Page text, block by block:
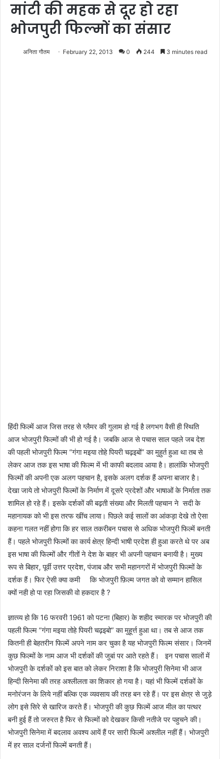
मांटी की महक से दूर हो रहा
भोजपुरी फिल्मों का संसार
अनिता गौतम February 22, 2013 0 244 3 minutes read
हिंदी फिल्‍में आज जिस तरह से ग्लैमर की गुलाम हो गई है लगभग वैसी ही स्थिति
आज भोजपुरी फिल्मों की भी हो गई है। जबकि आज से पचास साल पहले जब देश
की पहली भोजपुरी फिल्म “गंगा मइया तोहे पियरी चढ़इबों” का मुहुर्त हुआ था तब से
लेकर आज तक इस भाषा की फिल्म में भी काफी बदलाव आया है। हालांकि भोजपुरी
फिल्मों की अपनी एक अलग पहचान है, इसके अलग दर्शक हैं अपना बाजार है।
देखा जाये तो भोजपुरी फिल्मों के निर्माण में दूसरे प्रदेशों और भाषाओं के निर्माता तक
शामिल हो रहे हैं। इसके दर्शकों की बढ़ती संख्या और मिलती पहचान ने सदी के
महानायक को भी इस तरफ खींच लाया। पिछले कई सालों का आंकड़ा देखे तो ऐसा
कहना गलत नहीं होगा कि हर साल तकरीबन पचास से अधिक भोजपुरी फिल्में बनती
हैं। पहले भोजपुरी फिल्मों का कार्य क्षेत्र हिन्दी भाषी प्रदेश ही हुआ करते थे पर अब
इस भाषा की फिल्मों और गीतों ने देश के बाहर भी अपनी पहचान बनायी है। मुख्य
रूप से बिहार, पूर्वी उत्तर प्रदेश, पंजाब और सभी महानगरों में भोजपुरी फिल्मों के
दर्शक हैं। फिर ऐसी क्या कमी कि भोजपुरी फ़िल्म जगत को वो सम्मान हासिल
क्यों नही हो पा रहा जिसकी वो हकदार है ?
ज्ञात्व्य हो कि 16 फरवरी 1961 को पटना (बिहार) के शहीद स्मारक पर भोजपुरी की
पहली फिल्म “गंगा मइया तोहे पियरी चढ़इबो” का मुहू‌र्त्त हुआ था। तब से आज तक
कितनी ही बेहतरीन फिल्में अपने नाम कर चुका है यह भोजपुरी फिल्म संसार। जिनमें
कुछ फिल्मों के नाम आज भी दर्शकों की जुबां पर आते रहते हैं। इन पचास सालों में
भोजपुरी के दर्शकों को इस बात को लेकर निराशा है कि भोजपुरी सिनेमा भी आज
हिन्दी सिनेमा की तरह अश्लीलता का शिकार हो गया है। यहां भी फिल्में दर्शकों के
मनोरंजन के लिये नहीं बल्कि एक व्यवसाय की तरह बन रहे हैं। पर इस क्षेत्र से जुड़े
लोग इसे सिरे से खारिज करते हैं। भोजपुरी की कुछ फिल्में आज मील का पत्थर
बनी हुई हैं तो जरुरत है फिर से फिल्मों को देखकर किसी नतीजे पर पहुचने की।
भोजपुरी सिनेमा में बदलाव अवश्य आयें हैं पर सारी फिल्में अश्लील नहीं हैं। भोजपुरी
में हर साल दर्जनों फिल्में बनती हैं।